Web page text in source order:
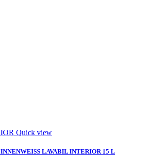
Quick view
INNENWEISS LAVABIL INTERIOR 15 L